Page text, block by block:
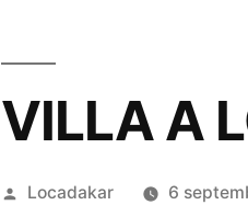
VILLA A
Publié
Locadakar 6